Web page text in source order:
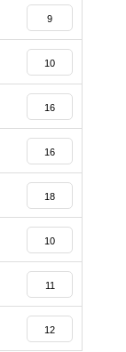
9
10
16
16
18
10
11
12